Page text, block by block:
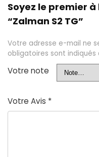
Soyez le premier
“Zalman S2 TG”
Votre adresse e-mail ne
obligatoires sont indiqués
Votre note
Votre Avis *